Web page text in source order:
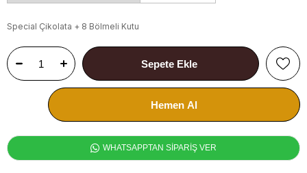
Special Çikolata + 8 Bölmeli Kutu
WHATSAPPTAN SİPARİŞ VER